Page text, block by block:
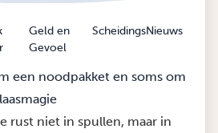
Geld en
Gevoel
ScheidingsNieuws
een noodpakket en soms om
rust niet in spullen, maar in